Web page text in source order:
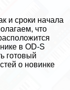
и сроки начала
что
в OD-S
готовый
о новинке